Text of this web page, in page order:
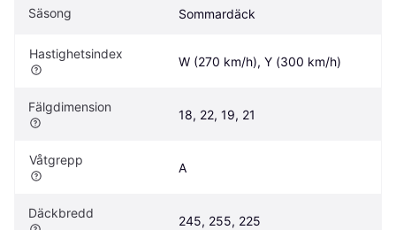
Säsong Sommardäck
Hastighetsindex
W (270 km/h), Y (300 km/h)
Fälgdimension
18, 22, 19, 21
Våtgrepp
A
Däckbredd
245, 255, 225